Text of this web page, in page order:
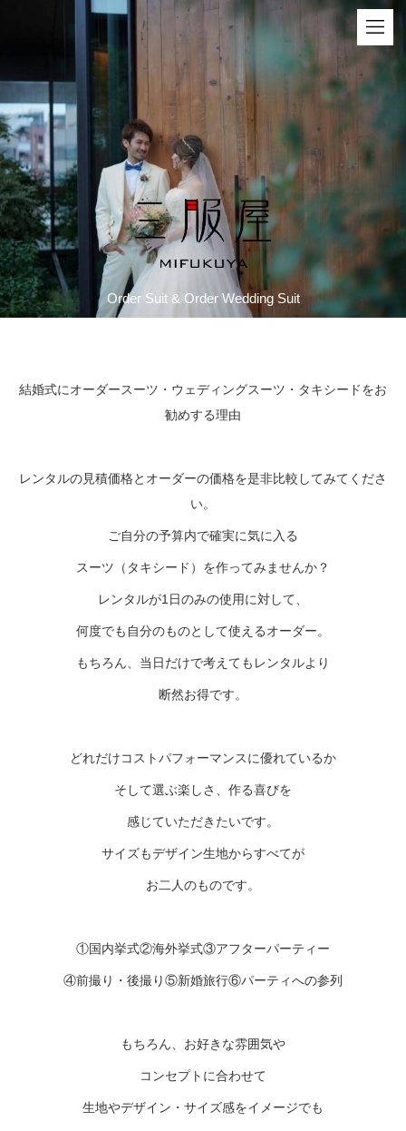
Order Suit & Order Wedding Suit
結婚式にオーダースーツ・ウェディングスーツ・タキシードをお
勧めする理由
レンタルの見積価格とオーダーの価格を是非比較してみてくださ
い。
ご自分の予算内で確実に気に入る
スーツ（タキシード）を作ってみませんか？
レンタルが1日のみの使用に対して、
何度でも自分のものとして使えるオーダー。
もちろん、当日だけで考えてもレンタルより
断然お得です。
どれだけコストパフォーマンスに優れているか
そして選ぶ楽しさ、作る喜びを
感じていただきたいです。
サイズもデザイン生地からすべてが
お二人のものです。
①国内挙式②海外挙式③アフターパーティー
④前撮り・後撮り⑤新婚旅行⑥パーティへの参列
もちろん、お好きな雰囲気や
コンセプトに合わせて
生地やデザイン・サイズ感をイメージでも